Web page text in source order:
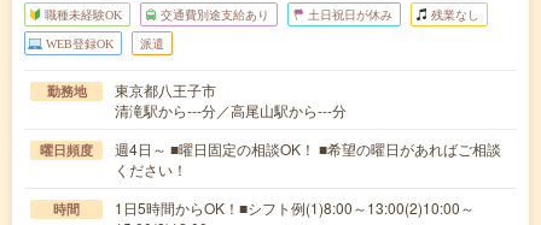
職種未経験OK 交通費別途支給あり 土日祝日が休み 残業なし
WEB登録OK 派遣
勤務地
東京都八王子市
清滝駅から---分／高尾山駅から---分
曜日頻度
週4日～ ■曜日固定の相談OK！ ■希望の曜日があればご相談
ください！
時間
1日5時間からOK！■シフト例(1)8:00～13:00(2)10:00～